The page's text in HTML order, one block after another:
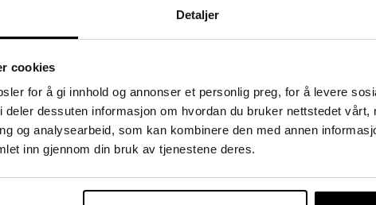
Detaljer
cookies
for å gi innhold og annonser et personlig preg, for å levere
dessuten informasjon om hvordan du bruker nettstedet vårt,
og analysearbeid, som kan kombinere den med annen
inn gjennom din bruk av tjenestene deres.
skum, stål, plast